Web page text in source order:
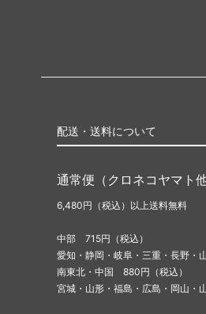
配送・送料について
通常便（クロネコヤマト他
6,480円（税込）以上送料無料
中部 715円（税込）
愛知・静岡・岐阜・三重・長野・
南東北・中国 880円（税込）
宮城・山形・福島・広島・岡山・